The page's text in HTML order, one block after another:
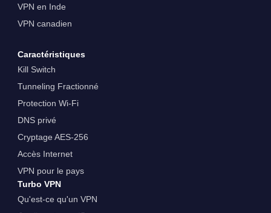
VPN en Inde
VPN canadien
Caractéristiques
Kill Switch
Tunneling Fractionné
Protection Wi-Fi
DNS privé
Cryptage AES-256
Accès Internet
VPN pour le pays
Turbo VPN
Qu'est-ce qu'un VPN